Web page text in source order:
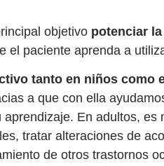
objetivo potenciar
el paciente aprenda a
tanto en niños como
a que con ella
En adultos,
tratar alteraciones de
de otros trastornos